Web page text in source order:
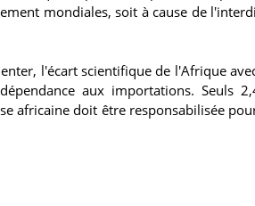
mondiales, soit à cause de
l'écart scientifique de l'Afrique
aux importations. Seuls
africaine doit être responsabilisée